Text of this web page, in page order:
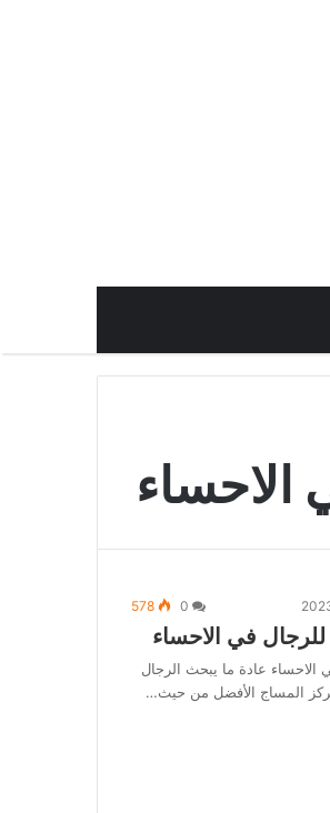
الاحساء
578
في الاحساء
عادة ما يبحث الرجال
المساج الأفضل من حيث…